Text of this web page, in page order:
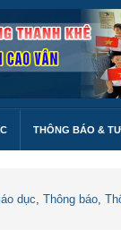
THÔNG BÁO &
dục, Thông báo,